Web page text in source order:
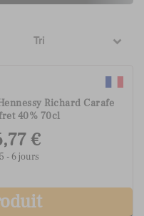
Tri
Richard Carafe
40% 70cl
€
- 6 jours